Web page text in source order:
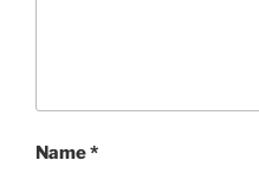
Name*